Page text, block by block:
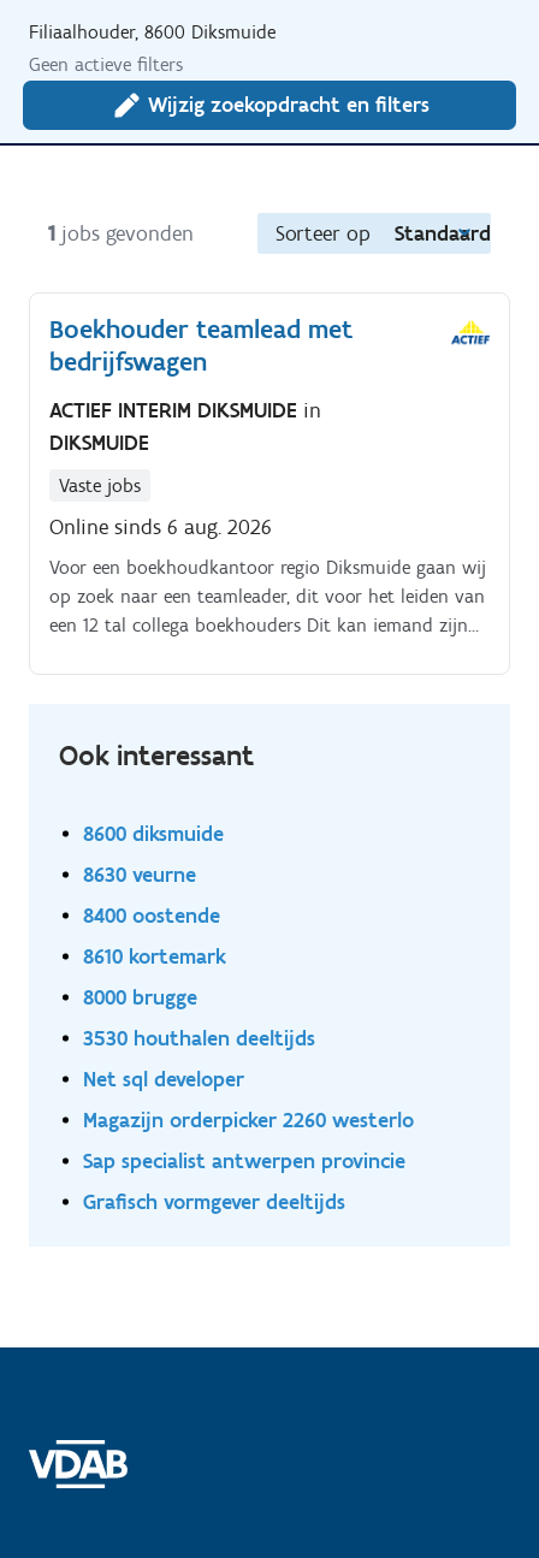
Filiaalhouder, 8600 Diksmuide
Geen actieve filters
Wijzig zoekopdracht en filters
1 jobs gevonden Sorteer op Standaard
Boekhouder teamlead met
bedrijfswagen
ACTIEF INTERIM DIKSMUIDE in
DIKSMUIDE
Vaste jobs
Online sinds 6 aug. 2026
Voor een boekhoudkantoor regio Diksmuide gaan wij
op zoek naar een teamleader, dit voor het leiden van
een 12 tal collega boekhouders Dit kan iemand zijn
functie of iemand die al een stevige ervaring heeft als
Goed nieuws dus ook voor junior profielen!.
Ook interessant
8600 diksmuide
8630 veurne
8400 oostende
8610 kortemark
8000 brugge
3530 houthalen deeltijds
Net sql developer
Magazijn orderpicker 2260 westerlo
Sap specialist antwerpen provincie
Grafisch vormgever deeltijds